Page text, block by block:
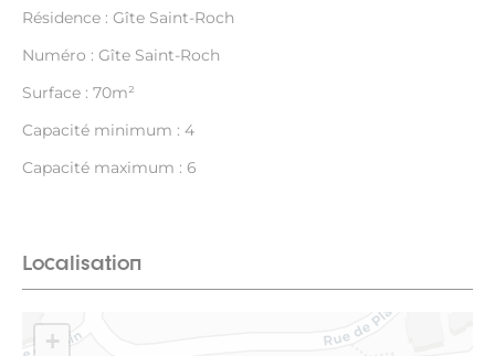
Résidence : Gîte Saint-Roch
Numéro : Gîte Saint-Roch
Surface : 70m²
Capacité minimum : 4
Capacité maximum : 6
Localisation
+